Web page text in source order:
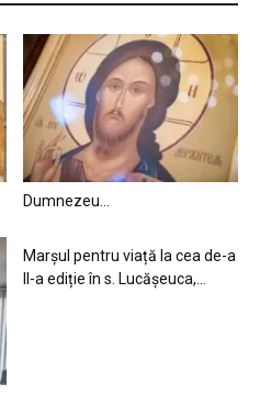
Dumnezeu…
Marșul pentru viață la cea de-a
II-a ediție în s. Lucășeuca,...